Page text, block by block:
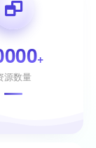
+
源数量